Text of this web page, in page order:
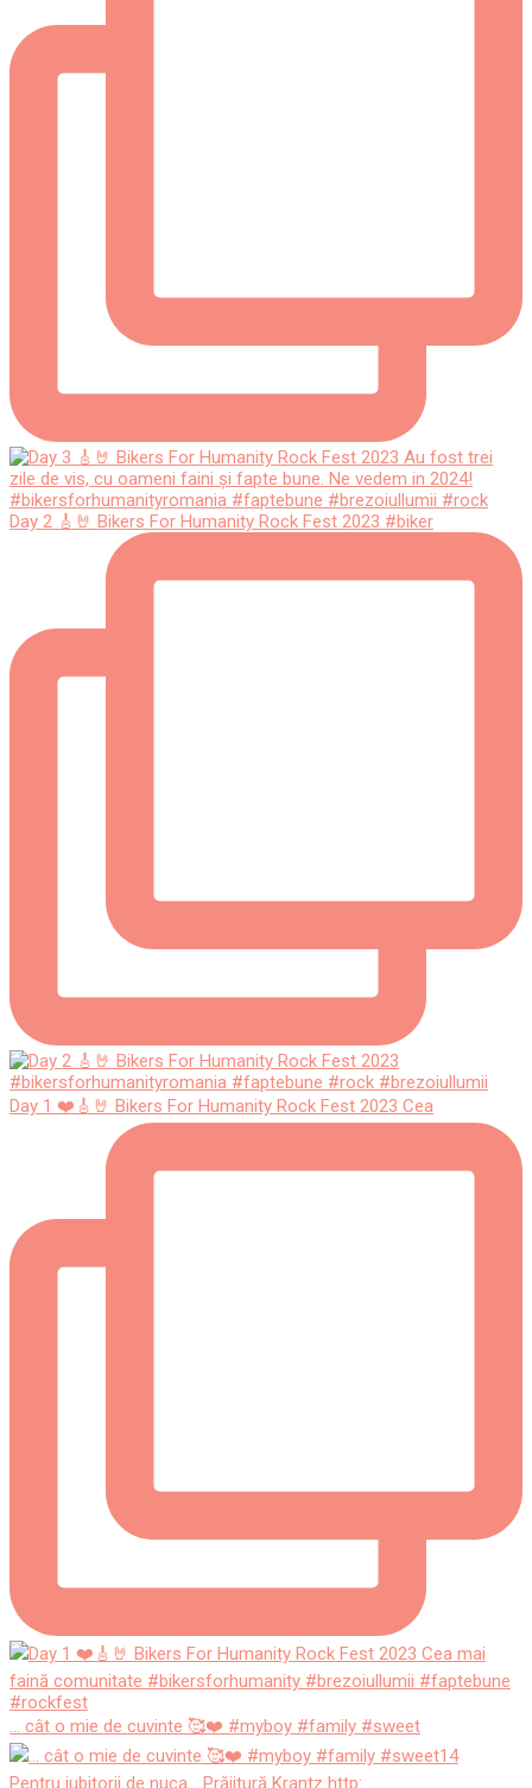
Day 2 🎸🤘 Bikers For Humanity Rock Fest 2023 #biker
Day 1 ❤️🎸🤘 Bikers For Humanity Rock Fest 2023 Cea
... cât o mie de cuvinte 🥰❤️ #myboy #family #sweet
Pentru iubitorii de nuca... Prăjitură Krantz http: